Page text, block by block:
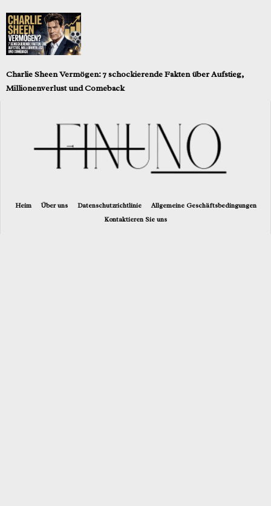
Charlie Sheen Vermögen: 7 schockierende Fakten über Aufstieg,
Millionenverlust und Comeback
Heim Über uns Datenschutzrichtlinie
Allgemeine Geschäftsbedingungen
Kontaktieren Sie uns